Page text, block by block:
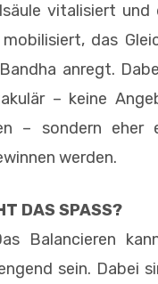
vitalisiert
mobilisiert, das
anregt.
– keine
– sondern eher
werden.
DAS SPASS?
Balancieren
sein. Dabei